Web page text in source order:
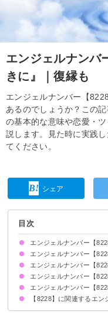
エンジェルナンバ
きに』｜復縁も
エンジェルナンバー【
あるのでしょうか？この
の基本的な意味や恋愛・
説します。見た時に実践
てください。
シェア
目次
エンジェルナンバー【
前向きな気持ちを大切
恵みが近いです
エンジェルナンバー【
片思いしている時
復縁したい時
恋人との関係について
エンジェルナンバー【
2人の絆が深まる
サイレント期間の場合
エンジェルナンバー【
常にポジティブ思考を心
アファメーションを行う
エンジェルナンバー【
新しい役職に挑戦して昇
積極的にアプローチして
スキルアップして仕事
【8228】に関連するエ
エンジェルナンバー【
エンジェルナンバー【
エンジェルナンバー【
エンジェルナンバー【